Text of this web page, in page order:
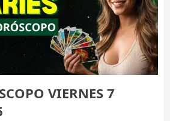
VIERNES 7